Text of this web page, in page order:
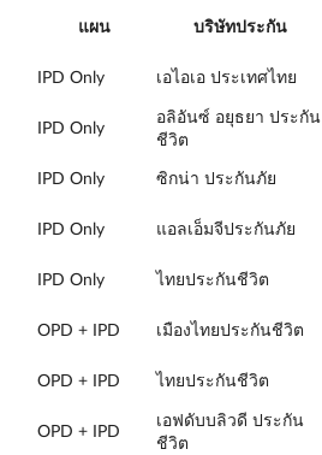
แผน บริษัทประกัน
IPD Only เอไอเอ ประเทศไทย
IPD Only
อลิอันซ์ อยุธยา ประกัน
ชีวิต
IPD Only
ซิกน่า ประกันภัย
IPD Only
แอลเอ็มจีประกันภัย
IPD Only
ไทยประกันชีวิต
OPD + IPD
เมืองไทยประกันชีวิต
OPD + IPD
ไทยประกันชีวิต
OPD + IPD
เอฟดับบลิวดี ประกัน
ชีวิต